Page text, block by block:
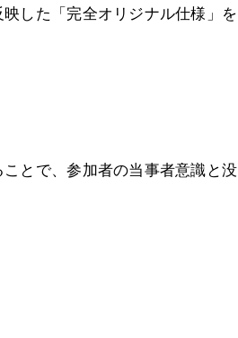
した「完全オリジナル仕様」を
とで、参加者の当事者意識と没